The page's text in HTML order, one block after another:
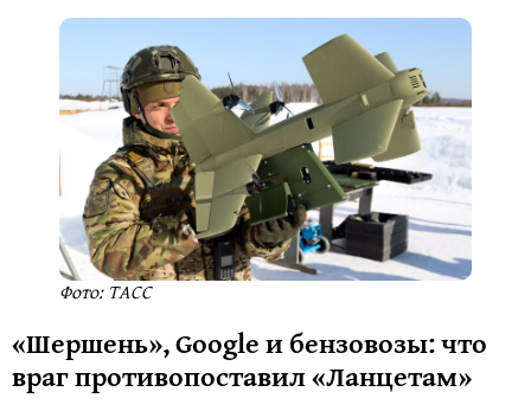
Фото: ТАСС
«Шершень», Google и бензовозы: что
враг противопоставил «Ланцетам»